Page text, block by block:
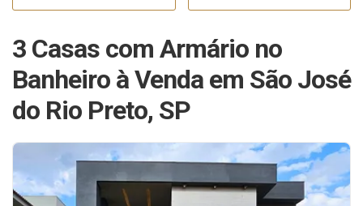
3 Casas com Armário no
Banheiro à Venda em São José
do Rio Preto, SP